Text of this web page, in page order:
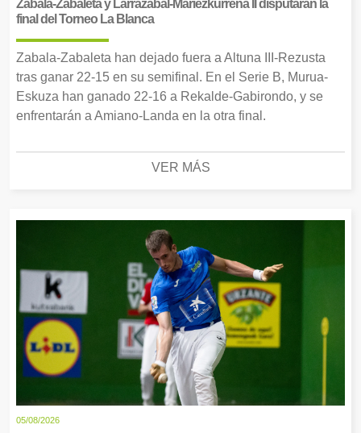
Zabala-Zabaleta y Larrazabal-Mariezkurrena II disputarán la
final del Torneo La Blanca
Zabala-Zabaleta han dejado fuera a Altuna III-Rezusta
tras ganar 22-15 en su semifinal. En el Serie B, Murua-
Eskuza han ganado 22-16 a Rekalde-Gabirondo, y se
enfrentarán a Amiano-Landa en la otra final.
VER MÁS
05/08/2026